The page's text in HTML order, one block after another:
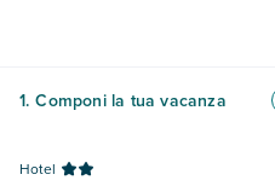
1. Componi la tua vacanza
Hotel